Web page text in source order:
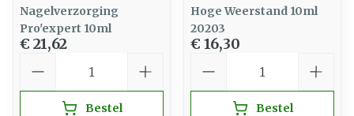
Nagelverzorging
Pro'expert 10ml
€ 21,62
Bestel
Hoge Weerstand 10ml
20203
€ 16,30
Bestel